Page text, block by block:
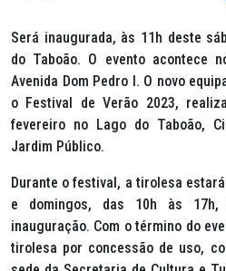
Será inaugurada, às 11h deste
do Taboão. O evento acontece
Avenida Dom Pedro I. O novo
o Festival de Verão 2023,
fevereiro no Lago do Taboão,
Jardim Público.
Durante o festival, a tirolesa
e domingos, das 10h às
inauguração. Com o término do
tirolesa por concessão de uso,